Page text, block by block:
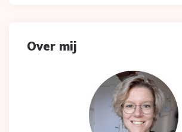
Over mij